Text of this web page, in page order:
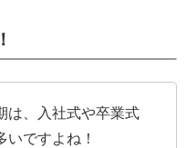
は、入社式や卒業式
いですよね！